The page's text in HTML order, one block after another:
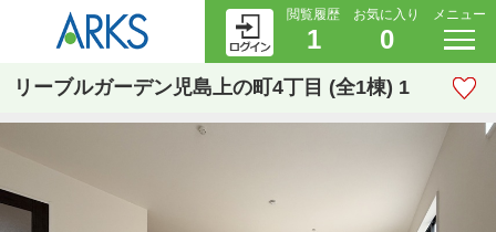
閲覧履歴
1
お気に入り
0
メニュー
リーブルガーデン児島上の町4丁目 (全1棟) 1